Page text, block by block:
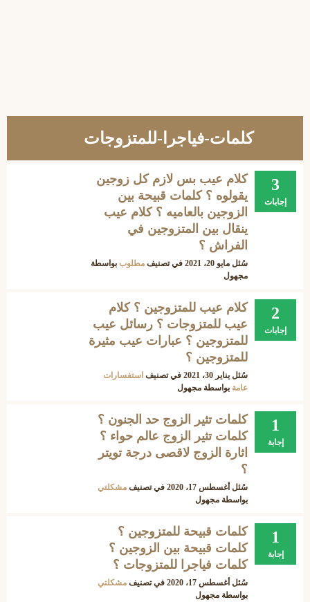
كلمات-فياجرا-للمتزوجات
3
إجابات
كلام عيب بس لازم كل زوجين
يقولوه ؟ كلمات قبيحة بين
الزوجين بالعاميه ؟ كلام عيب
ينقال بين المتزوجين في
الفراش ؟
سُئل مايو 20، 2021 في تصنيف مطلوب بواسطة
مجهول
2
إجابات
كلام عيب للمتزوجين ؟ كلام
عيب للمتزوجات ؟ رسائل عيب
للمتزوجين ؟ عبارات عيب مثيرة
للمتزوجين ؟
سُئل يناير 30، 2021 في تصنيف استفسارات
عامة بواسطة مجهول
1
إجابة
كلمات تثير الزوج حد الجنون ؟
كلمات تثير الزوج عالم حواء ؟
اثارة الزوج لاقصى درجة تويتر
؟
سُئل أغسطس 17، 2020 في تصنيف مشكلتي
بواسطة مجهول
1
إجابة
كلمات قبيحة للمتزوجين ؟
كلمات قبيحة بين الزوجين ؟
كلمات فياجرا للمتزوجات ؟
سُئل أغسطس 17، 2020 في تصنيف مشكلتي
بواسطة مجهول